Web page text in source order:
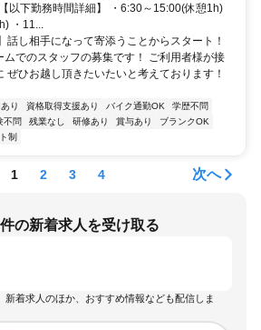
以下勤務時間詳細】 ・6:30～15:00(休憩1h)
・11...
話し相手になって寄添うことからスタート！
ムでのスタッフの募集です！ ご利用者様が接
ぜひお越し頂きたいたいと考えております！
り 資格取得支援あり バイク通勤OK
学歴不問
不問 残業なし 研修あり 賞与あり
ブランクOK
制
1 2 3 4 次へ
の新着求人を受け取る
新着求人のほか、おすすめ情報なども配信しま